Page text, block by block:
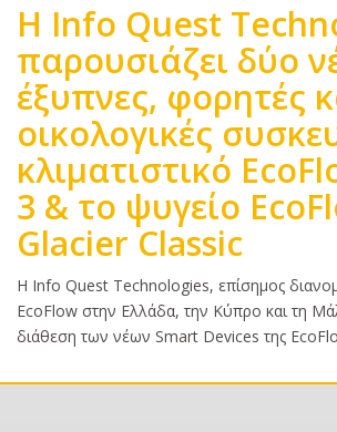
Η Info Quest
παρουσιάζει δύο
έξυπνες, φορητές
οικολογικές
κλιματιστικό
3 & το ψυγείο
Glacier Classic
Κυρίως
κείμενο
Η Info Quest Technologies, επίσημος
EcoFlow στην Ελλάδα, την Κύπρο και τη
διάθεση των νέων Smart Devices της